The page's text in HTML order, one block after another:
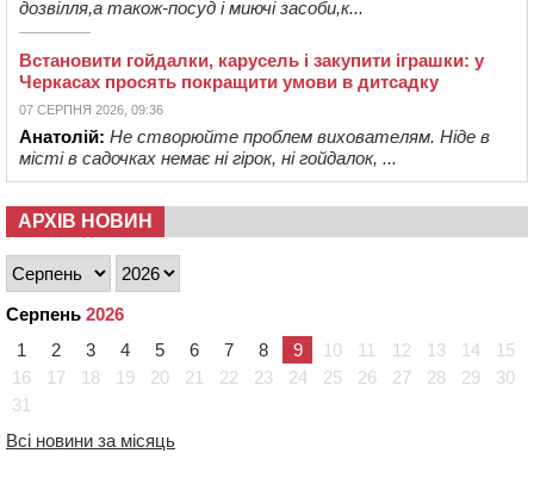
дозвілля,а також-посуд і миючі засоби,к...
Встановити гойдалки, карусель і закупити іграшки: у
Черкасах просять покращити умови в дитсадку
07 СЕРПНЯ 2026, 09:36
Анатолій: Не створюйте проблем вихователям. Ніде в
місті в садочках немає ні гірок, ні гойдалок, ...
АРХІВ НОВИН
Серпень 2026
1
2 3 4 5 6 7 8 9 10 11 12 13 14
15
16
17 18 19 20 21 22 23 24 25 26 27 28 29
30
31
Всі новини за місяць